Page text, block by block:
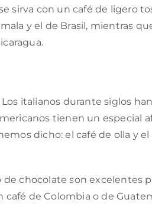
sirva con un café de ligero
y el de Brasil, mientras
italianos durante siglos
tienen un especial
dicho: el café de olla y
de chocolate son excelentes
café de Colombia o de